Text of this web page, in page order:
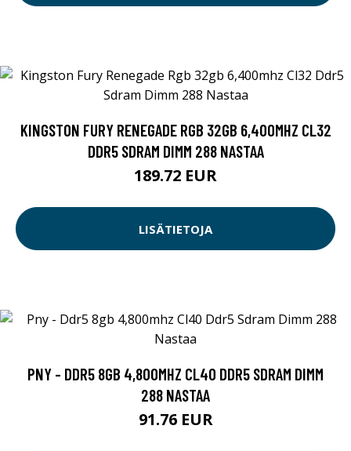
KINGSTON FURY RENEGADE RGB 32GB 6,400MHZ CL32
DDR5 SDRAM DIMM 288 NASTAA
189.72 EUR
LISÄTIETOJA
PNY - DDR5 8GB 4,800MHZ CL40 DDR5 SDRAM DIMM
288 NASTAA
91.76 EUR